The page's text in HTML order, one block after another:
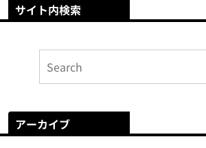
サイト内検索
アーカイブ